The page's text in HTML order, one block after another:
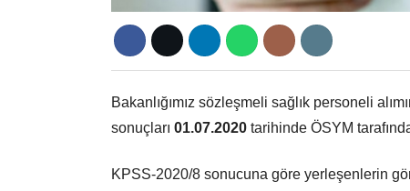
Bakanlığımız sözleşmeli sağlık personeli
sonuçları 01.07.2020 tarihinde ÖSYM
KPSS-2020/8 sonucuna göre yerleşenlerin